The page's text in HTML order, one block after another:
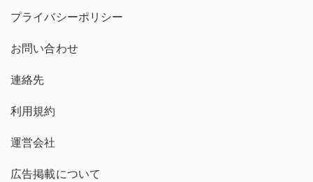
プライバシーポリシー
お問い合わせ
連絡先
利用規約
運営会社
広告掲載について